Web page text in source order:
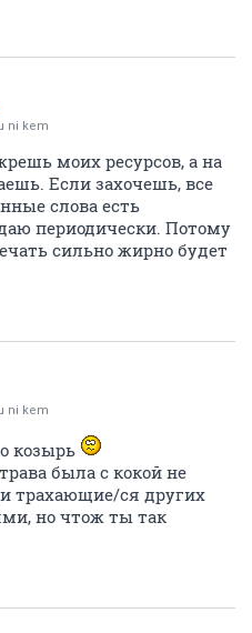
ni kem
моих ресурсов, а на
Если захочешь, все
слова есть
периодически. Потому
сильно жирно будет
ni kem
козырь
была с кокой не
трахающие/ся других
но чтож ты так